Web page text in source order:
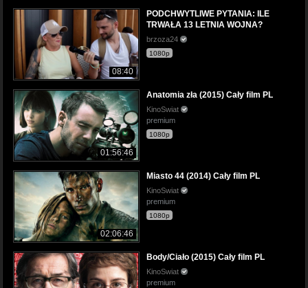
08:40
PODCHWYTLIWE PYTANIA: ILE
TRWAŁA 13 LETNIA WOJNA?
brzoza24
1080p
01:56:46
Anatomia zła (2015) Cały film PL
KinoSwiat
premium
1080p
02:06:46
Miasto 44 (2014) Cały film PL
KinoSwiat
premium
1080p
Body/Ciało (2015) Cały film PL
KinoSwiat
premium